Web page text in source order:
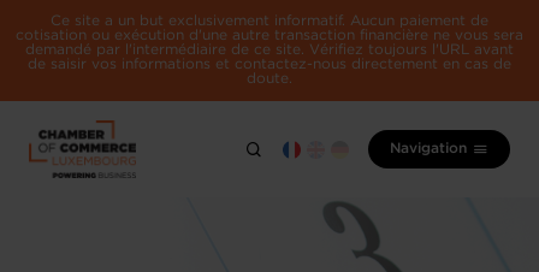
Ce site a un but exclusivement informatif. Aucun paiement de
cotisation ou exécution d'une autre transaction financière ne vous sera
demandé par l'intermédiaire de ce site. Vérifiez toujours l'URL avant
de saisir vos informations et contactez-nous directement en cas de
doute.
Navigation